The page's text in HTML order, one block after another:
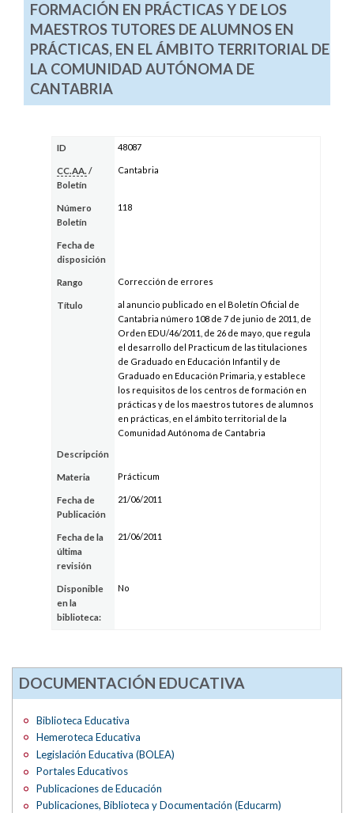
FORMACIÓN EN PRÁCTICAS Y DE LOS
MAESTROS TUTORES DE ALUMNOS EN
PRÁCTICAS, EN EL ÁMBITO TERRITORIAL DE
LA COMUNIDAD AUTÓNOMA DE
CANTABRIA
ID 48087
CC.AA. /
Boletín
Cantabria
Número
Boletín
118
Fecha de
disposición
Rango Corrección de errores
Título
al anuncio publicado en el Boletín Oficial de
Cantabria número 108 de 7 de junio de 2011, de
Orden EDU/46/2011, de 26 de mayo, que regula
el desarrollo del Practicum de las titulaciones
de Graduado en Educación Infantil y de
Graduado en Educación Primaria, y establece
los requisitos de los centros de formación en
prácticas y de los maestros tutores de alumnos
en prácticas, en el ámbito territorial de la
Comunidad Autónoma de Cantabria
Descripción
Materia Prácticum
Fecha de
Publicación
21/06/2011
Fecha de la
última
revisión
21/06/2011
Disponible
en la
biblioteca:
No
DOCUMENTACIÓN EDUCATIVA
Biblioteca Educativa
Hemeroteca Educativa
Legislación Educativa (BOLEA)
Portales Educativos
Publicaciones de Educación
Publicaciones, Biblioteca y Documentación (Educarm)